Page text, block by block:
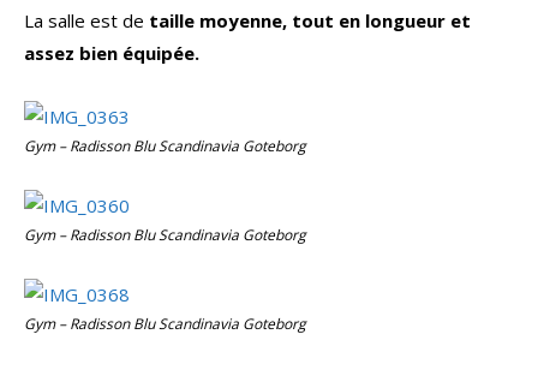
La salle est de taille moyenne, tout en longueur et
assez bien équipée.
Gym – Radisson Blu Scandinavia Goteborg
Gym – Radisson Blu Scandinavia Goteborg
Gym – Radisson Blu Scandinavia Goteborg